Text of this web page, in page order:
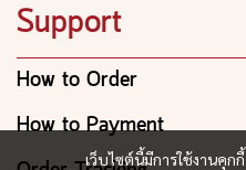
เว็บไซต์นี้มีการใช้งานคุ
Support
How to Order
How to Payment